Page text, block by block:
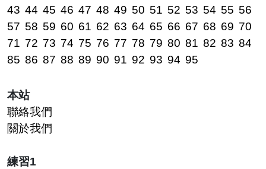
43 44 45 46 47 48 49 50 51 52 53 54 55 56
57 58 59 60 61 62 63 64 65 66 67 68 69 70
71 72 73 74 75 76 77 78 79 80 81 82 83 84
85 86 87 88 89 90 91 92 93 94 95
本站
聯絡我們
關於我們
練習1